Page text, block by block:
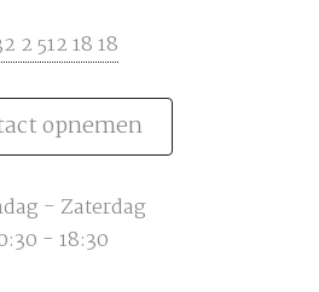
2 512 18 18
opnemen
- Zaterdag
- 18:30